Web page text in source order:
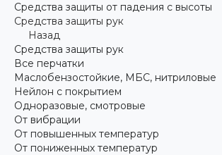
Средства защиты от падения с высоты
Средства защиты рук
Назад
Средства защиты рук
Все перчатки
Маслобензостойкие, МБС, нитриловые
Нейлон с покрытием
Одноразовые, смотровые
От вибрации
От повышенных температур
От пониженных температур